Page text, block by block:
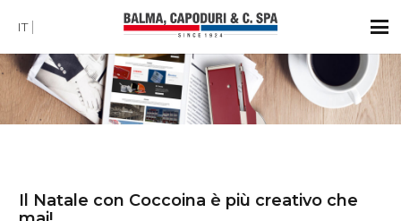
IT
Il Natale con Coccoina è più creativo che